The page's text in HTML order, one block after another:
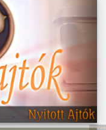
Műsoraink